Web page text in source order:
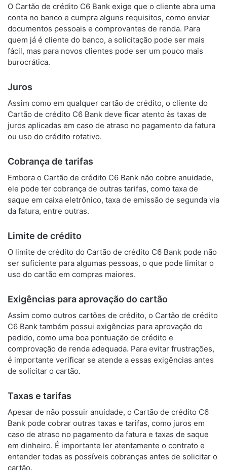
O Cartão de crédito C6 Bank exige que o cliente abra uma
conta no banco e cumpra alguns requisitos, como enviar
documentos pessoais e comprovantes de renda. Para
quem já é cliente do banco, a solicitação pode ser mais
fácil, mas para novos clientes pode ser um pouco mais
burocrática.
Juros
Assim como em qualquer cartão de crédito, o cliente do
Cartão de crédito C6 Bank deve ficar atento às taxas de
juros aplicadas em caso de atraso no pagamento da fatura
ou uso do crédito rotativo.
Cobrança de tarifas
Embora o Cartão de crédito C6 Bank não cobre anuidade,
ele pode ter cobrança de outras tarifas, como taxa de
saque em caixa eletrônico, taxa de emissão de segunda via
da fatura, entre outras.
Limite de crédito
O limite de crédito do Cartão de crédito C6 Bank pode não
ser suficiente para algumas pessoas, o que pode limitar o
uso do cartão em compras maiores.
Exigências para aprovação do cartão
Assim como outros cartões de crédito, o Cartão de crédito
C6 Bank também possui exigências para aprovação do
pedido, como uma boa pontuação de crédito e
comprovação de renda adequada. Para evitar frustrações,
é importante verificar se atende a essas exigências antes
de solicitar o cartão.
Taxas e tarifas
Apesar de não possuir anuidade, o Cartão de crédito C6
Bank pode cobrar outras taxas e tarifas, como juros em
caso de atraso no pagamento da fatura e taxas de saque
em dinheiro. É importante ler atentamente o contrato e
entender todas as possíveis cobranças antes de solicitar o
cartão.